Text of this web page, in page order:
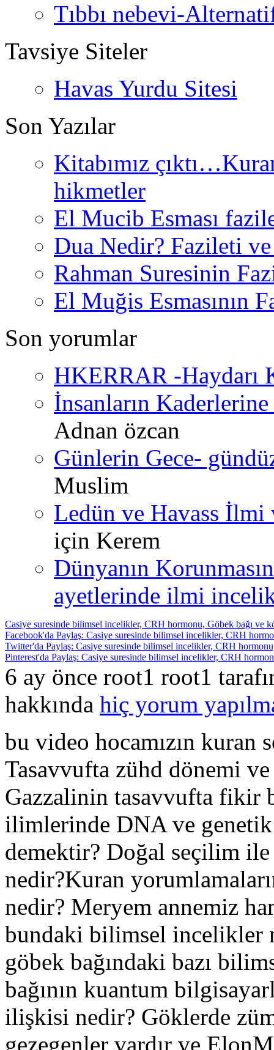
Tıbbı nebevi-
Tavsiye Siteler
Havas Yurdu Sitesi
Son Yazılar
Kitabımız
hikmetler
El Mucib Esması
Dua Nedir? Fazileti
Rahman Suresinin
El Muğis Esmasının
Son yorumlar
HKERRAR -Haydarı
İnsanların
Adnan özcan
Günlerin Gece-
Muslim
Ledün ve Havass İlmi
için Kerem
Dünyanın
ayetlerinde ilmi
Casiye suresinde bilimsel incelikler, CRH hormonu, Göbek bağı ve
Facebook'da Paylaş: Casiye suresinde bilimsel incelikler, CRH
Twitter'da Paylaş: Casiye suresinde bilimsel incelikler, CRH
Pinterest'da Paylaş: Casiye suresinde bilimsel incelikler, CRH
6 ay önce root1 root1
hakkında hiç yorum
bu video hocamızın kuran
Tasavvufta zühd dönemi
Gazzalinin tasavvufta fikir
ilimlerinde DNA ve
demektir? Doğal seçilim
nedir?Kuran
nedir? Meryem annemiz
bundaki bilimsel incelikler
göbek bağındaki bazı
bağının kuantum
ilişkisi nedir? Göklerde
gezegenler vardır ve